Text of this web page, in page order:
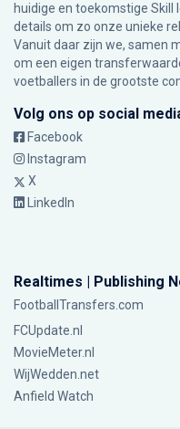
huidige en toekomstige
details om zo onze unieke
Vanuit daar zijn we, samen
om een eigen
voetballers in de grootste
Volg ons op social
Facebook
Instagram
X
LinkedIn
Realtimes | Publishing
FootballTransfers.com
FCUpdate.nl
MovieMeter.nl
WijWedden.net
Anfield Watch